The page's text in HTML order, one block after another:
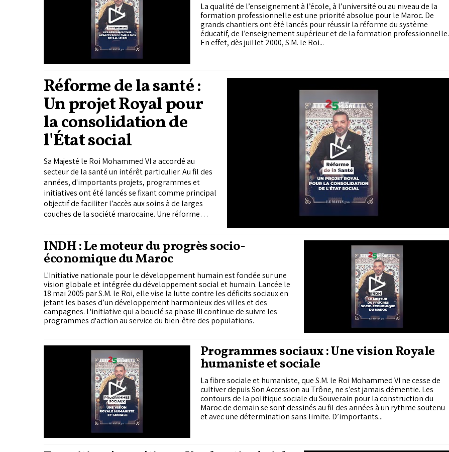
La qualité de l’enseignement à l’école, à l’université ou au niveau de la
formation professionnelle est une priorité absolue pour le Maroc. De
grands chantiers ont été lancés pour réussir la réforme du système
éducatif, de l’enseignement supérieur et de la formation professionnelle.
En effet, dès juillet 2000, S.M. le Roi...
Réforme de la santé :
Un projet Royal pour
la consolidation de
l'État social
Sa Majesté le Roi Mohammed VI a accordé au
secteur de la santé un intérêt particulier. Au fil des
années, d'importants projets, programmes et
initiatives ont été lancés se fixant comme principal
objectif de faciliter l’accès aux soins à de larges
couches de la société marocaine. Une réforme
réhabilitation de l’offre sanitaire,...
INDH : Le moteur du progrès socio-
économique du Maroc
L'Initiative nationale pour le développement humain est fondée sur une
vision globale et intégrée du développement social et humain. Lancée le
18 mai 2005 par S.M. le Roi, elle vise la lutte contre les déficits sociaux en
jetant les bases d’un développement harmonieux des villes et des
campagnes. L'initiative qui a bouclé sa phase III continue de suivre les
programmes d'action au service du bien-être des populations.
Programmes sociaux : Une vision Royale
humaniste et sociale
La fibre sociale et humaniste, que S.M. le Roi Mohammed VI ne cesse de
cultiver depuis Son Accession au Trône, ne s’est jamais démentie. Les
contours de la politique sociale du Souverain pour la construction du
Maroc de demain se sont dessinés au fil des années à un rythme soutenu
et avec une détermination sans limite. D’importants...